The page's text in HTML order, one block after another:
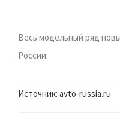
Весь модельный ряд
России.
Источник: avto-russia.ru